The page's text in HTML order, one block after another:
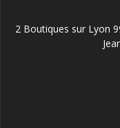
2 Boutiques sur Lyon